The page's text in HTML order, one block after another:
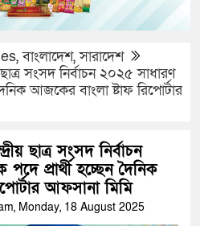
,বাংলাদেশ,সারাদেশ
সংসদ নির্বাচন ২০২৫ সাধারণ
আজকের বাংলা ষ্টাফ রিপোর্টার
ছাত্র সংসদ নির্বাচন
প্রার্থী হচ্ছেন দৈনিক
আফসানা মিমি
Monday, 18 August 2025